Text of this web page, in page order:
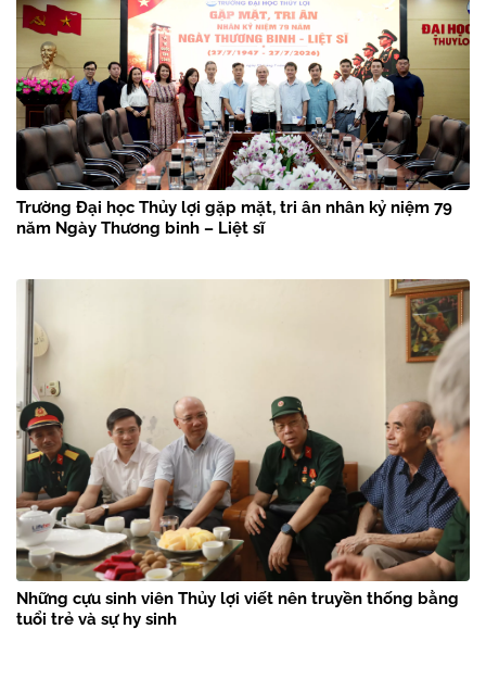
Trường Đại học Thủy lợi gặp mặt, tri ân nhân kỷ niệm 79
năm Ngày Thương binh – Liệt sĩ
Những cựu sinh viên Thủy lợi viết nên truyền thống bằng
tuổi trẻ và sự hy sinh